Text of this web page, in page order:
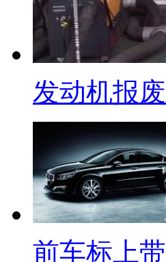
发动机报
前车标上